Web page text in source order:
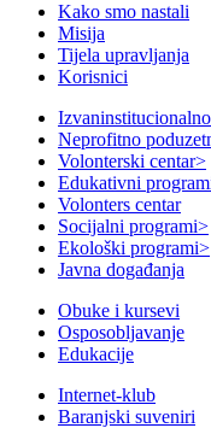
Kako smo nastali
Misija
Tijela upravljanja
Korisnici
Neprofitno
Volonterski centar>
Edukativni
Volonters centar
Socijalni programi>
Ekološki programi>
Javna događanja
Obuke i kursevi
Osposobljavanje
Edukacije
Internet-klub
Baranjski suveniri